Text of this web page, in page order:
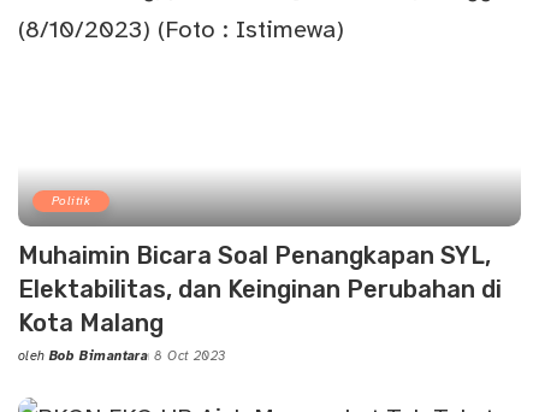
Politik
Muhaimin Bicara Soal Penangkapan SYL,
Elektabilitas, dan Keinginan Perubahan di
Kota Malang
Posted
oleh Bob Bimantara 8 Oct 2023